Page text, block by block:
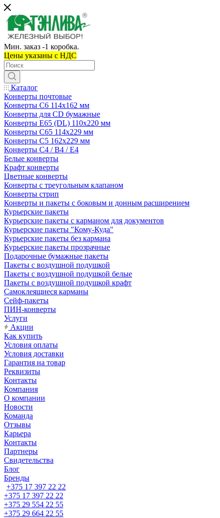
Мин. заказ -1 коробка.
Цены указаны c НДС
Каталог
Конверты почтовые
Конверты С6 114х162 мм
Конверты для CD бумажные
Конверты E65 (DL) 110х220 мм
Конверты С65 114х229 мм
Конверты С5 162х229 мм
Конверты С4 / B4 / E4
Белые конверты
Крафт конверты
Цветные конверты
Конверты с треугольным клапаном
Конверты стрип
Конверты и пакеты с боковым и донным расширением
Курьерские пакеты
Курьерские пакеты с карманом для документов
Курьерские пакеты "Кому-Куда"
Курьерские пакеты без кармана
Курьерские пакеты прозрачные
Подарочные бумажные пакеты
Пакеты с воздушной подушкой
Пакеты с воздушной подушкой белые
Пакеты с воздушной подушкой крафт
Самоклеящиеся карманы
Сейф-пакеты
ПИН-конверты
Услуги
Акции
Как купить
Условия оплаты
Условия доставки
Гарантия на товар
Реквизиты
Контакты
Компания
О компании
Новости
Команда
Отзывы
Карьера
Контакты
Партнеры
Свидетельства
Блог
Бренды
+375 17 397 22 22
+375 17 397 22 22
+375 29 554 22 55
+375 29 664 22 55